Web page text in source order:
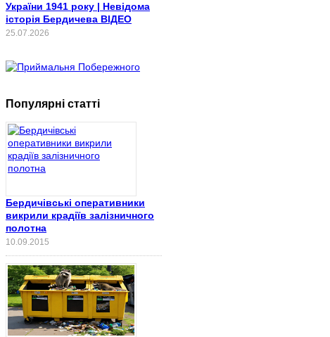
України 1941 року | Невідома
історія Бердичева ВІДЕО
25.07.2026
Популярні статті
Бердичівські оперативники
викрили крадіїв залізничного
полотна
10.09.2015